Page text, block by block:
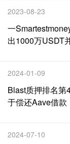
2023-08-23
一
出1000万USDT
2024-01-09
Blast质押排名
于偿还Aave借款
2024-07-10